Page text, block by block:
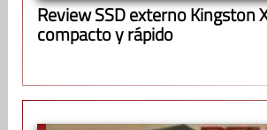
Review SSD externo Kingston
compacto y rápido